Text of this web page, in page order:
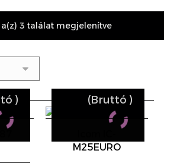
3 találat megjelenítve
)
M25EURO
(Bruttó)